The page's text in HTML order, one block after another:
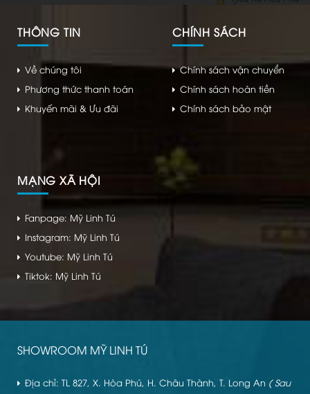
THÔNG TIN
Về chúng tôi
Phương thức thanh toán
Khuyến mãi & Ưu đãi
CHÍNH SÁCH
Chính sách vận chuyển
Chính sách hoàn tiền
Chính sách bảo mật
MẠNG XÃ HỘI
Fanpage: Mỹ Linh Tú
Instagram: Mỹ Linh Tú
Youtube: Mỹ Linh Tú
Tiktok: Mỹ Linh Tú
SHOWROOM MỸ LINH TÚ
Địa chỉ: TL 827, X. Hòa Phú, H. Châu Thành, T. Long An ( Sau